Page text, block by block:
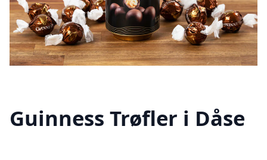
Guinness Trøfler i Dåse